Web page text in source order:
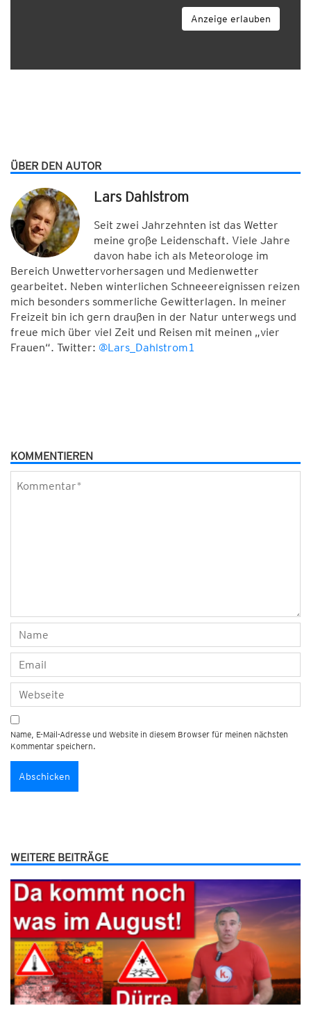
Anzeige erlauben
ÜBER DEN AUTOR
Lars Dahlstrom
Seit zwei Jahrzehnten ist das Wetter
meine große Leidenschaft. Viele Jahre
davon habe ich als Meteorologe im
Bereich Unwettervorhersagen und Medienwetter
gearbeitet. Neben winterlichen Schneeereignissen reizen
mich besonders sommerliche Gewitterlagen. In meiner
Freizeit bin ich gern draußen in der Natur unterwegs und
freue mich über viel Zeit und Reisen mit meinen „vier
Frauen“. Twitter: @Lars_Dahlstrom1
KOMMENTIEREN
Name, E-Mail-Adresse und Website in diesem Browser für meinen nächsten
Kommentar speichern.
WEITERE BEITRÄGE